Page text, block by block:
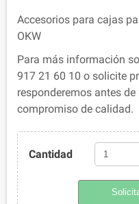
Accesorios para cajas
OKW
Para más información
917 21 60 10 o solicite
responderemos antes de
compromiso de calidad.
Cantidad